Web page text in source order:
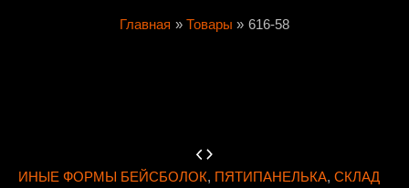
Главная Товары 616-58
ИНЫЕ ФОРМЫ БЕЙСБОЛОК, ПЯТИПАНЕЛЬКА, СКЛАД